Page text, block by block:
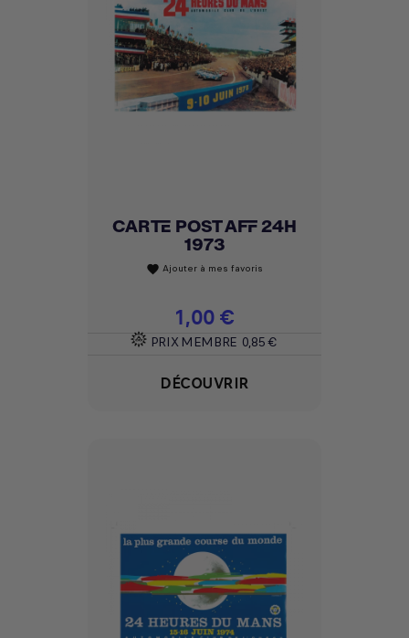
CARTE POST AFF 24H
1973
favorite Ajouter à mes favoris
Prix
1,00 €
PRIX MEMBRE 0,85 €
DÉCOUVRIR